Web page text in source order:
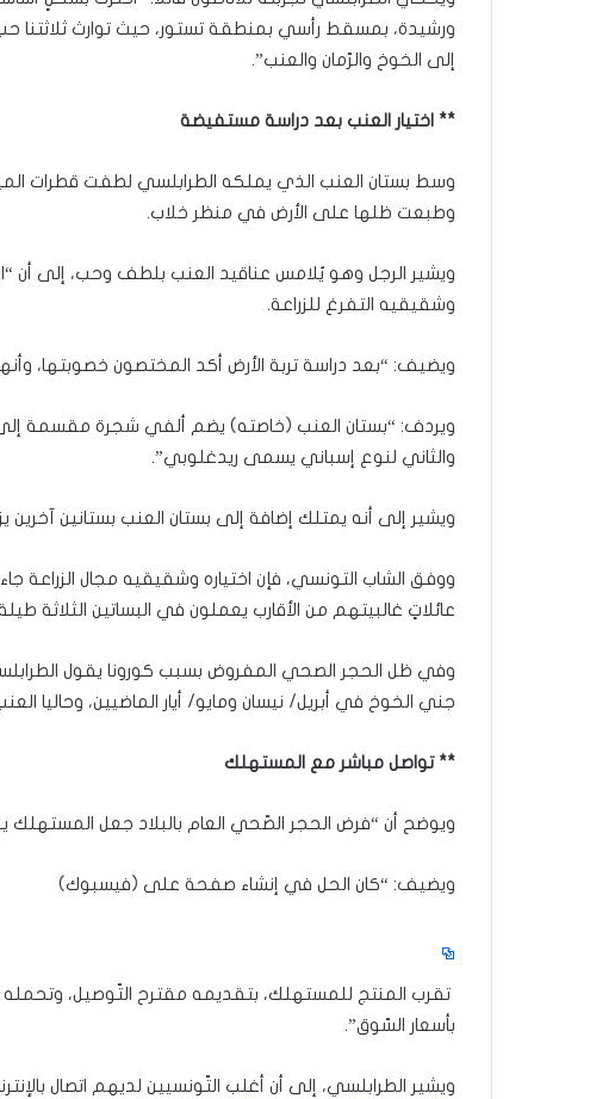
ورشيدة، بمسقط رأسي بمنطقة تستور، حيث توارث ثلاثتنا حب
إلى الخوخ والرّمان والعنب”.
** اختيار العنب بعد دراسة مستفيضة
وسط بستان العنب الذي يملكه الطرابلسي لطفت قطرات
وطبعت ظلها على الأرض في منظر خلاب.
ويشير الرجل وهو يُلامس عناقيد العنب بلطف وحب، إلى أن
وشقيقيه التفرغ للزراعة.
ويضيف: “بعد دراسة تربة الأرض أكد المختصون خصوبتها،
ويردف: “بستان العنب (خاصته) يضم ألفي شجرة مقسمة
والثاني لنوع إسباني يسمى ريدغلوبي”.
ويشير إلى أنه يمتلك إضافة إلى بستان العنب بستانين آخرين
ووفق الشاب التونسي، فإن اختياره وشقيقيه مجال الزراعة
عائلاتٍ غالبيتهم من الأقارب يعملون في البساتين الثلاثة
وفي ظل الحجر الصحي المفروض بسبب كورونا يقول
جني الخوخ في أبريل/ نيسان ومايو/ أيار الماضيين، وحاليا
** تواصل مباشر مع المستهلك
ويوضح أن “فرض الحجر الصّحي العام بالبلاد جعل
ويضيف: “كان الحل في إنشاء صفحة على (فيسبوك)
تقرب المنتج للمستهلك، بتقديمه مقترح التّوصيل،
بأسعار السّوق”.
ويشير الطرابلسي، إلى أن أغلب التّونسيين لديهم اتصال